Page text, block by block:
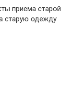
приема старой
старую одежду